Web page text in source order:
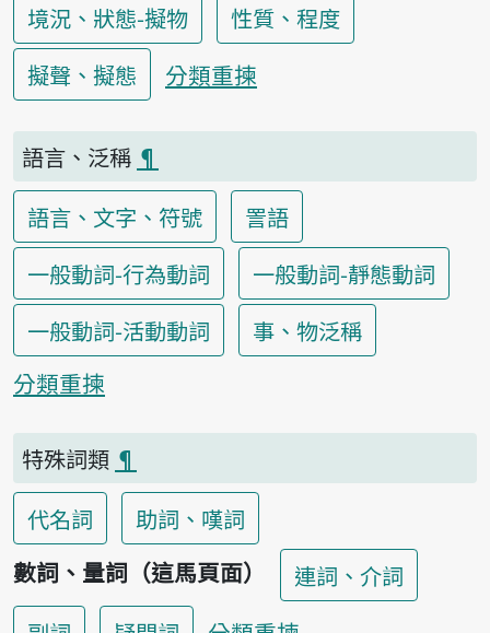
境況、狀態-擬物
性質、程度
擬聲、擬態
分類重揀
語言、泛稱 ¶
語言、文字、符號
詈語
一般動詞-行為動詞
一般動詞-靜態動詞
一般動詞-活動動詞
事、物泛稱
分類重揀
特殊詞類 ¶
代名詞
助詞、嘆詞
數詞、量詞（這馬頁面）
連詞、介詞